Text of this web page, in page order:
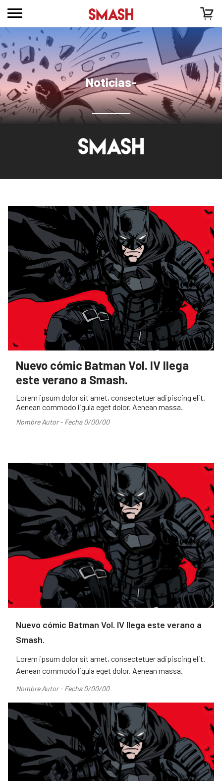
Noticias-
Nuevo cómic Batman Vol. IV llega
este verano a Smash.
Lorem ipsum dolor sit amet, consectetuer adipiscing elit.
Aenean commodo ligula eget dolor. Aenean massa.
Nombre Autor - Fecha 0/00/00
Nuevo cómic Batman Vol. IV llega este verano a
Smash.
Lorem ipsum dolor sit amet, consectetuer adipiscing elit.
Aenean commodo ligula eget dolor. Aenean massa.
Nombre Autor - Fecha 0/00/00